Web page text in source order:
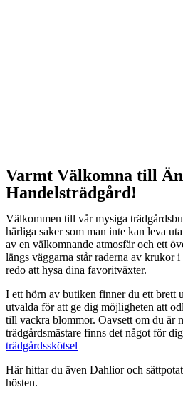
Varmt Välkomna till
Handelsträdgård!
Välkommen till vår mysiga
härliga saker som man inte kan leva
av en välkomnande atmosfär och ett
längs väggarna står raderna av krukor
redo att hysa dina favoritväxter.
I ett hörn av butiken finner du ett brett
utvalda för att ge dig möjligheten att
till vackra blommor. Oavsett om du är
trädgårdsmästare finns det något för
trädgårdsskötsel
Här hittar du även Dahlior och
hösten.